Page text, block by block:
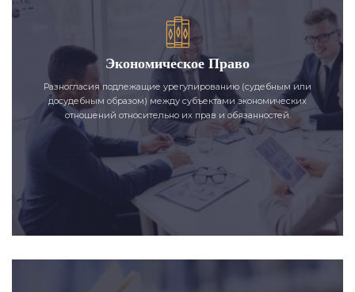
Экономическое Право
Разногласия подлежащие урегулированию (судебным или
досудебным образом) между субъектами экономических
отношений относительно их прав и обязанностей.